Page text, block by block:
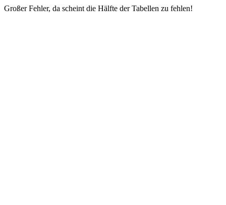
Großer Fehler, da scheint die Hälfte der Tabellen zu fehlen!